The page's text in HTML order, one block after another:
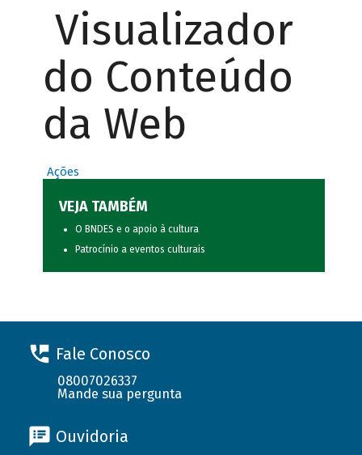
Visualizador
do Conteúdo
da Web
Ações
VEJA TAMBÉM
O BNDES e o apoio à cultura
Patrocínio a eventos culturais
Fale Conosco
08007026337
Mande sua pergunta
Ouvidoria